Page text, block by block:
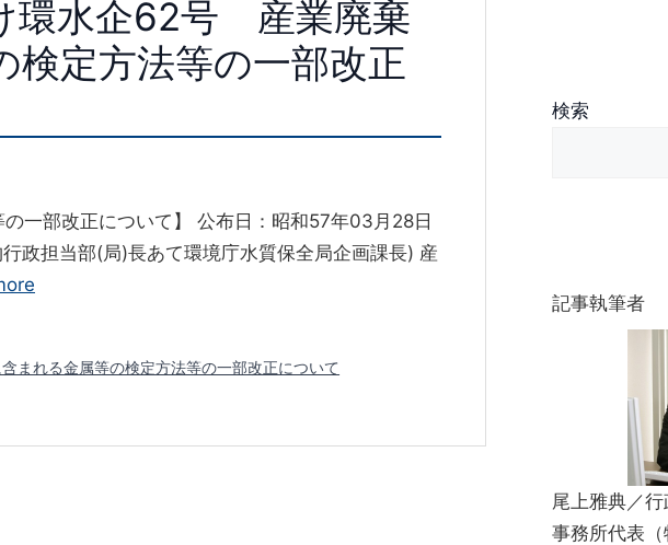
環水企62号 産業廃棄
検定方法等の一部改正
一部改正について】 公布日：昭和57年03月28日
政担当部(局)長あて環境庁水質保全局企画課長) 産
まれる金属等の検定方法等の一部改正について
検索
記事執筆者
尾上雅典／
事務所代表（